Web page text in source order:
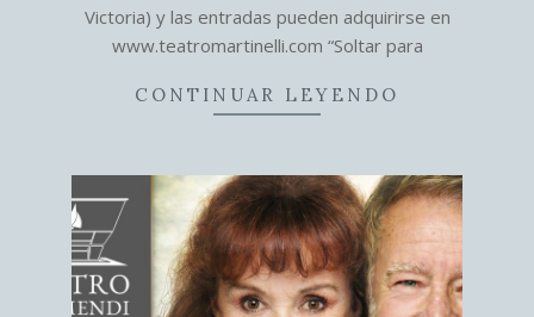
Victoria) y las entradas pueden adquirirse en
www.teatromartinelli.com “Soltar para
CONTINUAR LEYENDO